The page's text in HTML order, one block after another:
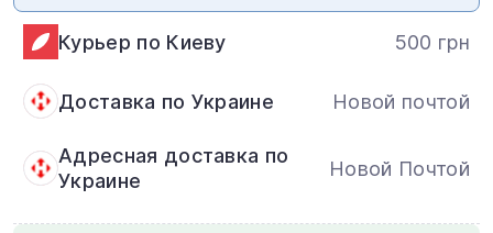
Курьер по Киеву 500 грн
Доставка по Украине Новой почтой
Адресная доставка по
Украине
Новой Почтой